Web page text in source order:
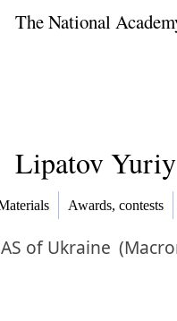
The National
Lipatov
Awards, contests
of Ukraine